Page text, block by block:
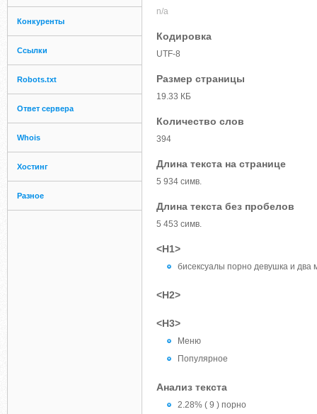
Конкуренты
Ссылки
Robots.txt
Ответ сервера
Whois
Хостинг
Разное
n/a
Кодировка
UTF-8
Размер страницы
19.33 КБ
Количество слов
394
Длина текста на странице
5 934 симв.
Длина текста без пробелов
5 453 симв.
<H1>
бисексуалы порно девушка и два
<H2>
<H3>
Меню
Популярное
Анализ текста
2.28% ( 9 ) порно